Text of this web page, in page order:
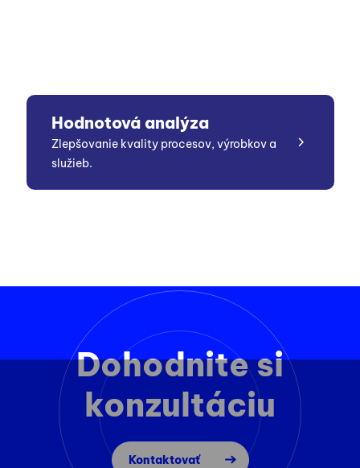
Hodnotová analýza
Zlepšovanie kvality procesov, výrobkov a
služieb.
Dohodnite si
konzultáciu
Kontaktovať